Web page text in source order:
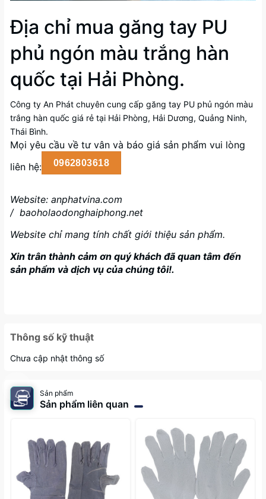
Địa chỉ mua găng tay PU
phủ ngón màu trắng hàn
quốc tại Hải Phòng.
Công ty An Phát chuyên cung cấp găng tay PU phủ ngón màu
trắng hàn quốc giá rẻ tại Hải Phòng, Hải Dương, Quảng Ninh,
Thái Bình.
Mọi yêu cầu về tư vân và báo giá sản phẩm vui lòng
liên hệ:
0962803618
Website: anphatvina.com
/ baoholaodonghaiphong.net
Website chỉ mang tính chất giới thiệu sản phẩm.
Xin trân thành cảm ơn quý khách đã quan tâm đến
sản phẩm và dịch vụ của chúng tôi!.
Thông số kỹ thuật
Chưa cập nhật thông số
Sản phẩm
Sản phẩm liên quan